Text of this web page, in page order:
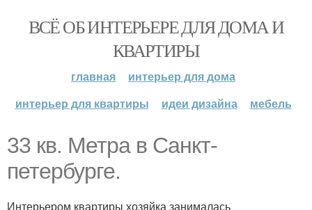
ВСЁ ОБ ИНТЕРЬЕРЕ ДЛЯ ДОМА И
КВАРТИРЫ
главная
интерьер для дома
интерьер для квартиры
идеи дизайна мебель
33 кв. Метра в Санкт-
петербурге.
Интерьером квартиры хозяйка занималась